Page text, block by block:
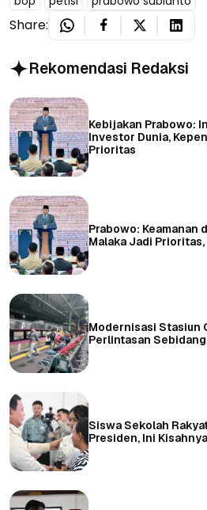
Share:
Rekomendasi Redaksi
Kebijakan Prabowo:
Investor Dunia,
Prioritas
Prabowo: Keamanan
Malaka Jadi
Modernisasi Stasiun
Perlintasan Sebidang
Siswa Sekolah
Presiden, Ini Kisahnya